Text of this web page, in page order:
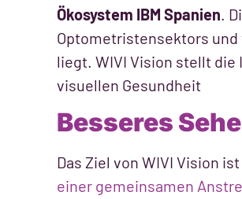
Ökosystem IBM Spanien .
Optometristensektors
liegt. WIVI Vision stellt
visuellen Gesundheit
Besseres
Das Ziel von WIVI Vision
einer gemeinsamen